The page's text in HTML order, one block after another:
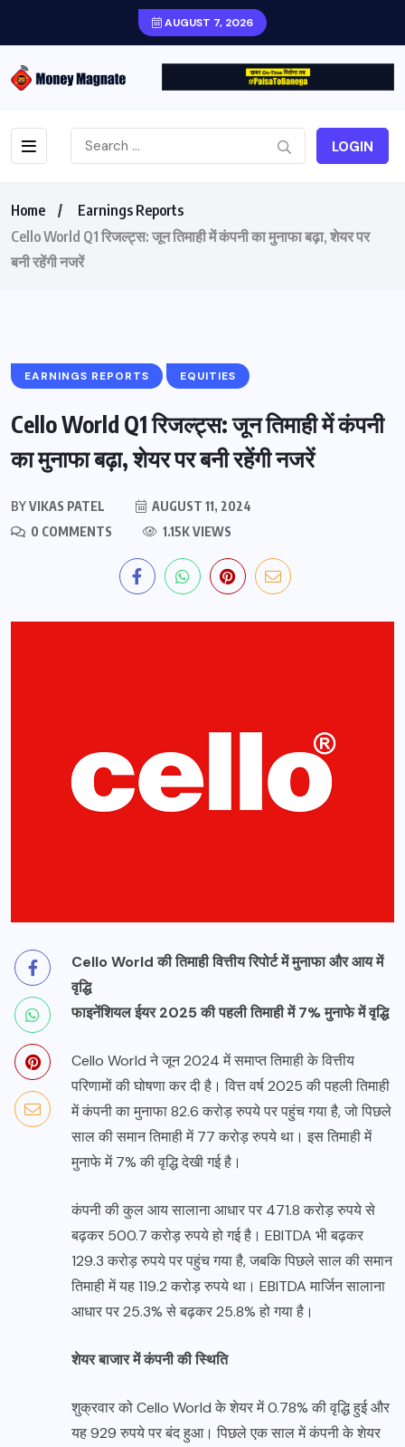
AUGUST 7, 2026
LOGIN
Home
Earnings Reports
Cello World Q1 रिजल्ट्स: जून तिमाही में कंपनी का मुनाफा बढ़ा, शेयर पर
बनी रहेंगी नजरें
EARNINGS REPORTS EQUITIES
Cello World Q1 रिजल्ट्स: जून तिमाही में कंपनी
का मुनाफा बढ़ा, शेयर पर बनी रहेंगी नजरें
BYVIKAS PATEL
AUGUST 11, 2024
0 COMMENTS
1.15K VIEWS
Cello World की तिमाही वित्तीय रिपोर्ट में मुनाफा और आय में
वृद्धि
फाइनेंशियल ईयर 2025 की पहली तिमाही में 7% मुनाफे में वृद्धि
Cello World ने जून 2024 में समाप्त तिमाही के वित्तीय
परिणामों की घोषणा कर दी है। वित्त वर्ष 2025 की पहली तिमाही
में कंपनी का मुनाफा 82.6 करोड़ रुपये पर पहुंच गया है, जो पिछले
साल की समान तिमाही में 77 करोड़ रुपये था। इस तिमाही में
मुनाफे में 7% की वृद्धि देखी गई है।
कंपनी की कुल आय सालाना आधार पर 471.8 करोड़ रुपये से
बढ़कर 500.7 करोड़ रुपये हो गई है। EBITDA भी बढ़कर
129.3 करोड़ रुपये पर पहुंच गया है, जबकि पिछले साल की समान
तिमाही में यह 119.2 करोड़ रुपये था। EBITDA मार्जिन सालाना
आधार पर 25.3% से बढ़कर 25.8% हो गया है।
शेयर बाजार में कंपनी की स्थिति
शुक्रवार को Cello World के शेयर में 0.78% की वृद्धि हुई और
यह 929 रुपये पर बंद हुआ। पिछले एक साल में कंपनी के शेयर